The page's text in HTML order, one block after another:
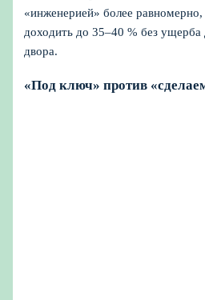
«инженерией» более
доходить до 35–40 % без ущерба
двора.
«Под ключ» против